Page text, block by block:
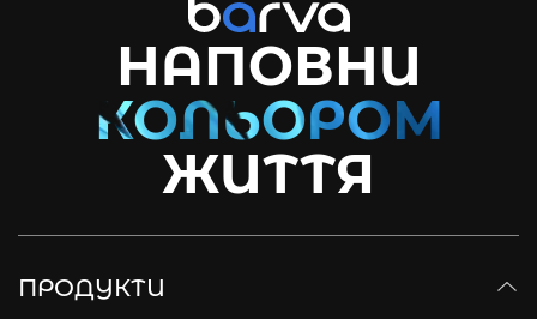
НАПОВНИ
ЖИТТЯ
ПРОДУКТИ